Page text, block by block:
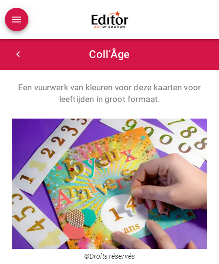
Coll’Âge
Een vuurwerk van kleuren voor deze kaarten voor
leeftijden in groot formaat.
©Droits réservés